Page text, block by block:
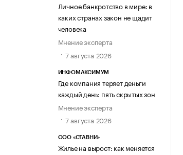
Личное банкротство в мире: в
каких странах закон не щадит
человека
Мнение эксперта
7 августа 2026
ИНФОМАКСИМУМ
Где компания теряет деньги
каждый день: пять скрытых зон
Мнение эксперта
7 августа 2026
ООО «СТАВНИ»
Жилье на вырост: как меняется